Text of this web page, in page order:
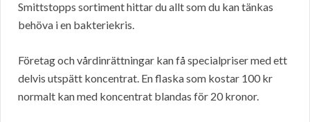
Smittstopps sortiment hittar du allt som du kan tänkas
behöva i en bakteriekris.
Företag och vårdinrättningar kan få specialpriser med ett
delvis utspätt koncentrat. En flaska som kostar 100 kr
normalt kan med koncentrat blandas för 20 kronor.